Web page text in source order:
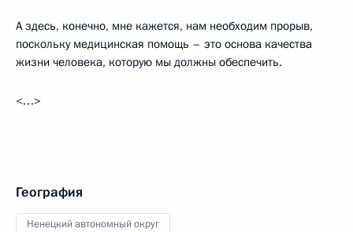
А здесь, конечно, мне кажется, нам необходим прорыв,
поскольку медицинская помощь – это основа качества
жизни человека, которую мы должны обеспечить.
<…>
География
Ненецкий автономный округ